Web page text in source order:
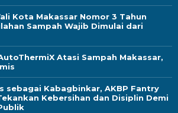
Kota Makassar Nomor 3 Tahun
Sampah Wajib Dimulai dari
Atasi Sampah Makassar,
sebagai Kabagbinkar, AKBP Fantry
Kebersihan dan Disiplin Demi